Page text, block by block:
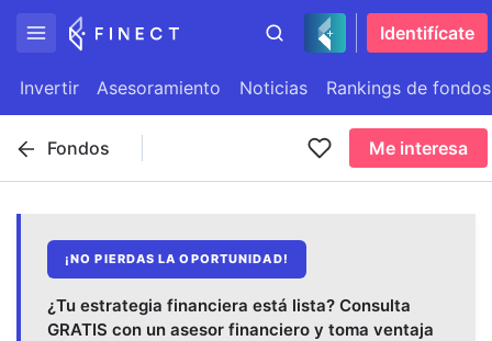
Identifícate
Invertir Asesoramiento Noticias Rankings de fondos
Fondos Me interesa
¡NO PIERDAS LA OPORTUNIDAD!
¿Tu estrategia financiera está lista? Consulta
GRATIS con un asesor financiero y toma ventaja